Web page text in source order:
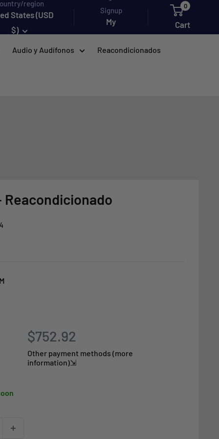
region
States (USD
$)
Signup
My
account
0
Cart
Audio y Audífonos Reacondicionados
Reacondicionado
$752.92
Other payment methods (more
information)⇲